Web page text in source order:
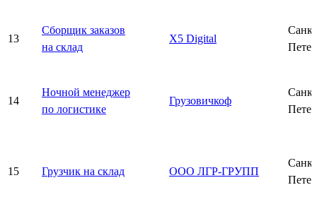
13
Сборщик заказов
на склад
X5 Digital
14
Ночной менеджер
по логистике
Грузовичкоф
15 Грузчик на склад ООО ЛГР-ГРУПП